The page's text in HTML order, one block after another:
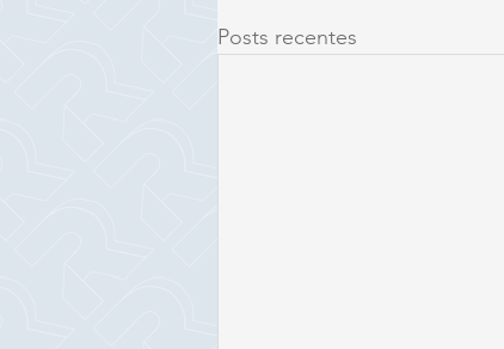
Posts recentes